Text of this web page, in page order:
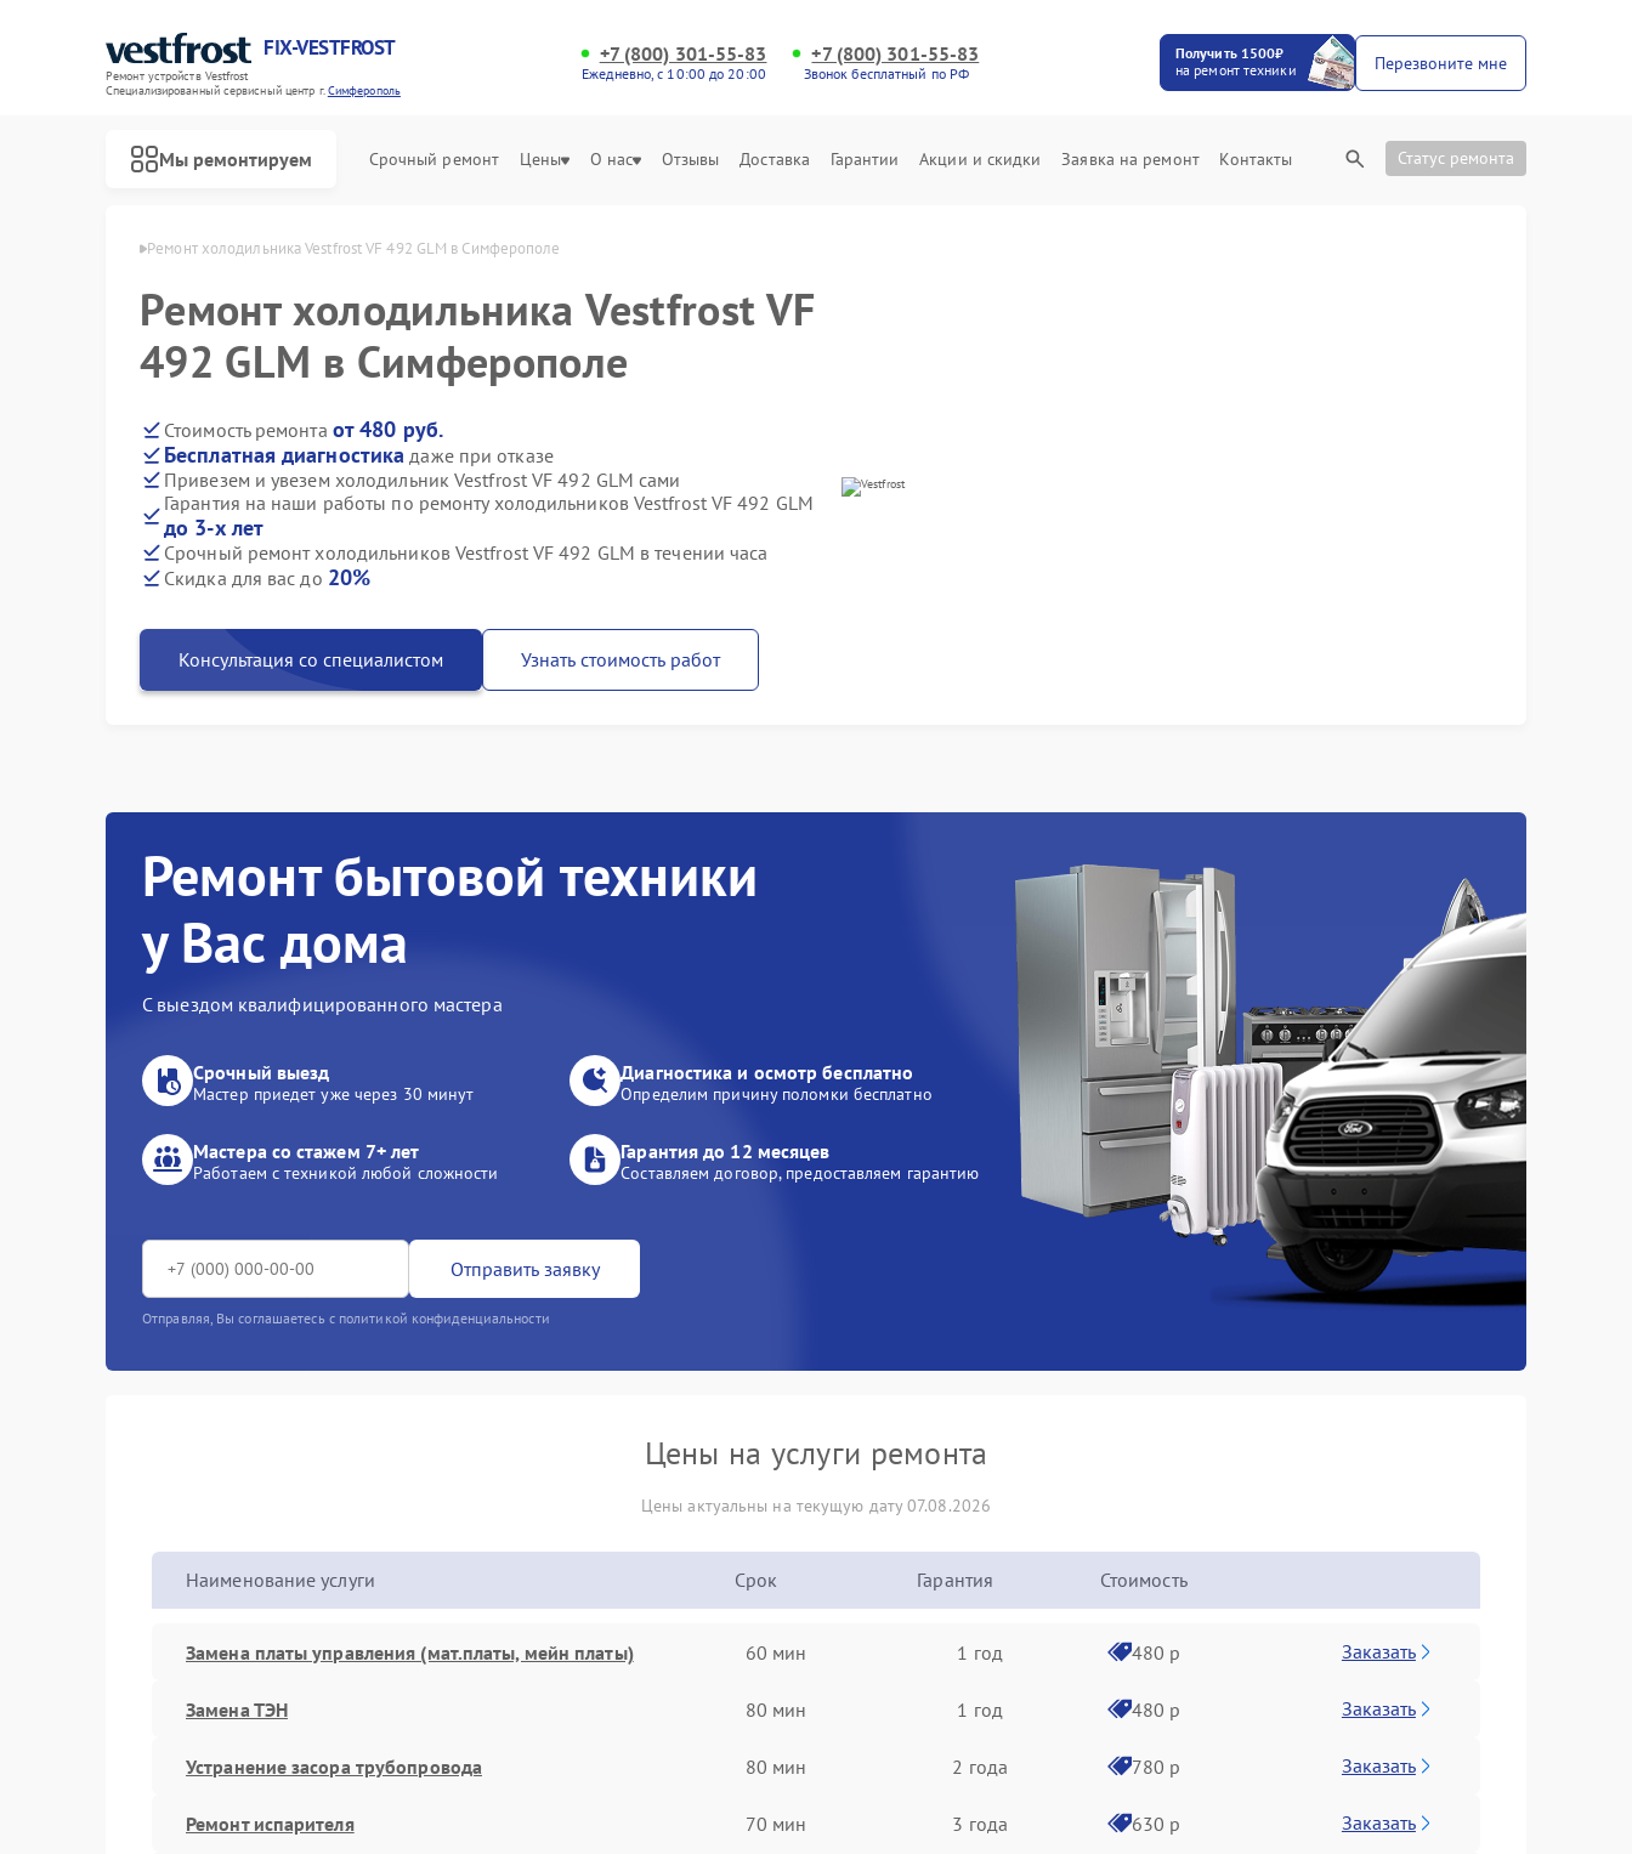
FIX-VESTFROST
Ремонт устройств Vestfrost
Специализированный cервисный центр г.Симферополь
+7 (800) 301-55-83
Ежедневно, с 10:00 до 20:00
+7 (800) 301-55-83
Звонок бесплатный по РФ
Получить 1500₽
на ремонт техники
Перезвоните мне
Мы ремонтируем Срочный ремонт Цены О нас Отзывы Доставка Гарантии Акции и скидки Заявка на ремонт Контакты Статус ремонта
в Симферополе Ремонт холодильника Vestfrost VF 492 GLM в Симферополе
Ремонт холодильника Vestfrost VF
492 GLM в Симферополе
Стоимость ремонта от 480 руб.
Бесплатная диагностика даже при отказе
Привезем и увезем холодильник Vestfrost VF 492 GLM сами
Гарантия на наши работы по ремонту холодильников Vestfrost VF 492 GLM
до 3-х лет
Срочный ремонт холодильников Vestfrost VF 492 GLM в течении часа
Скидка для вас до 20%
Консультация со специалистом Узнать стоимость работ
Ремонт бытовой техники
у Вас дома
С выездом квалифицированного мастера
Срочный выезд
Мастер приедет уже через 30 минут
Диагностика и осмотр бесплатно
Определим причину поломки бесплатно
Мастера со стажем 7+ лет
Работаем с техникой любой сложности
Гарантия до 12 месяцев
Составляем договор, предоставляем гарантию
Отправить заявку
Отправляя, Вы соглашаетесь с политикой конфиденциальности
Цены на услуги ремонта
Цены актуальны на текущую дату 07.08.2026
Наименование услуги Срок Гарантия Стоимость
Замена платы управления (мат.платы, мейн платы) 60 мин 1 год 480 р Заказать
Замена ТЭН 80 мин 1 год 480 р Заказать
Устранение засора трубопровода 80 мин 2 года 780 р Заказать
Ремонт испарителя 70 мин 3 года 630 р Заказать